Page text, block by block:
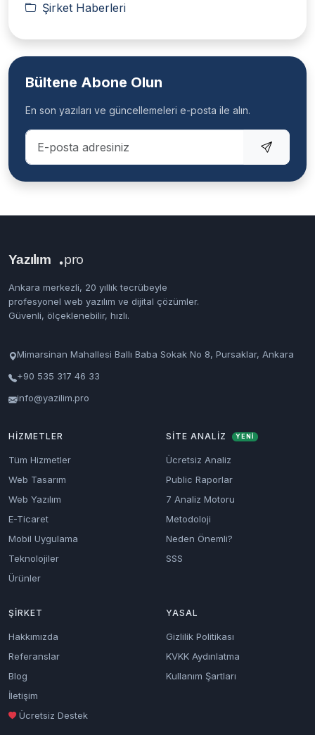
Şirket Haberleri
Bültene Abone Olun
En son yazıları ve güncellemeleri e-posta ile alın.
Ankara merkezli, 20 yıllık tecrübeyle
profesyonel web yazılım ve dijital çözümler.
Güvenli, ölçeklenebilir, hızlı.
Mimarsinan Mahallesi Ballı Baba Sokak No 8, Pursaklar, Ankara
+90 535 317 46 33
info@yazilim.pro
HIZMETLER
Tüm Hizmetler
Web Tasarım
Web Yazılım
E-Ticaret
Mobil Uygulama
Teknolojiler
Ürünler
SITE ANALIZ YENİ
Ücretsiz Analiz
Public Raporlar
7 Analiz Motoru
Metodoloji
Neden Önemli?
SSS
ŞIRKET
Hakkımızda
Referanslar
Blog
İletişim
Ücretsiz Destek
YASAL
Gizlilik Politikası
KVKK Aydınlatma
Kullanım Şartları